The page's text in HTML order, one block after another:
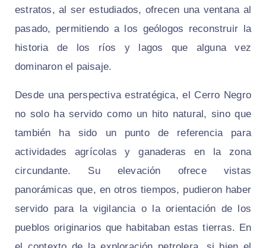
estratos, al ser estudiados, ofrecen una ventana al
pasado, permitiendo a los geólogos reconstruir la
historia de los ríos y lagos que alguna vez
dominaron el paisaje.
Desde una perspectiva estratégica, el Cerro Negro
no solo ha servido como un hito natural, sino que
también ha sido un punto de referencia para
actividades agrícolas y ganaderas en la zona
circundante. Su elevación ofrece vistas
panorámicas que, en otros tiempos, pudieron haber
servido para la vigilancia o la orientación de los
pueblos originarios que habitaban estas tierras. En